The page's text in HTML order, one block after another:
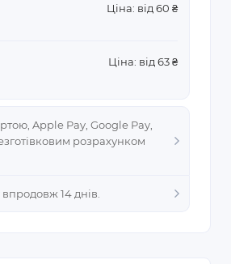
Apple Pay, Google Pay,
розрахунком
Ціна: від 60 ₴
Ціна: від 63 ₴
14 днів.